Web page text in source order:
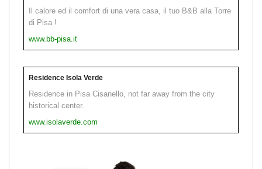
Il calore ed il comfort di una vera casa, il tuo B&B alla Torre
di Pisa !
www.bb-pisa.it
Residence Isola Verde
Residence in Pisa Cisanello, not far away from the city
historical center.
www.isolaverde.com